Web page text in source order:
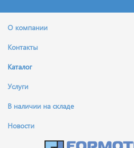
О компании
Контакты
Каталог
Услуги
В наличии на складе
Новости